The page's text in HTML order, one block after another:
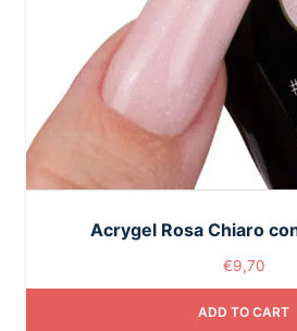
Acrygel Rosa Chiaro
€9,70
ADD TO CART